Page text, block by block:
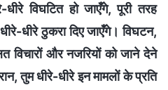
विघटित हो जाएँगे, पूरी तरह
धीरे ठुकरा दिए जाएँगे। विघटन,
और नजरियों को जाने देने
तुम धीरे-धीरे इन मामलों के प्रति